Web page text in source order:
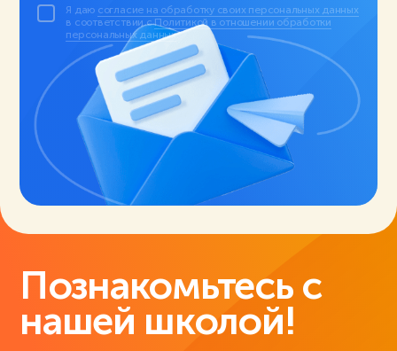
Я даю согласие на обработку своих персональных данных
в соответствии сПолитикой в отношении обработки
персональных данных.
Познакомьтесь с
нашей школой!